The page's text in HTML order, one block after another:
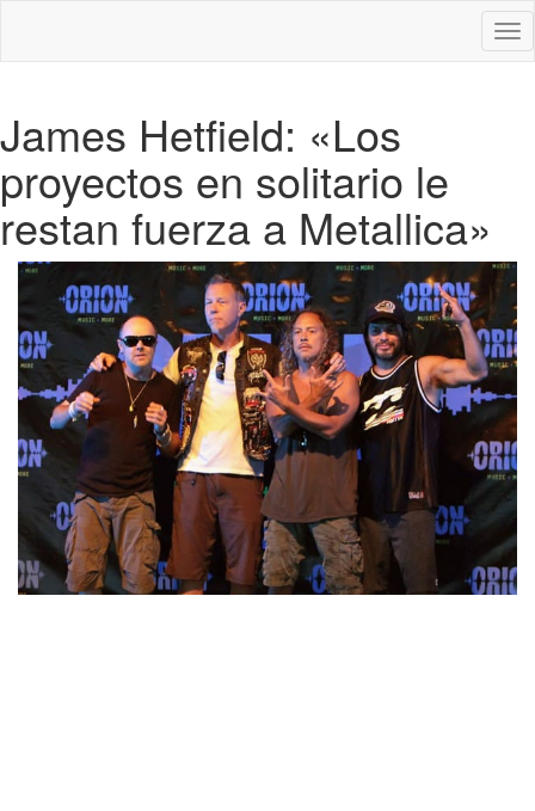
James Hetfield: «Los
proyectos en solitario le
restan fuerza a Metallica»